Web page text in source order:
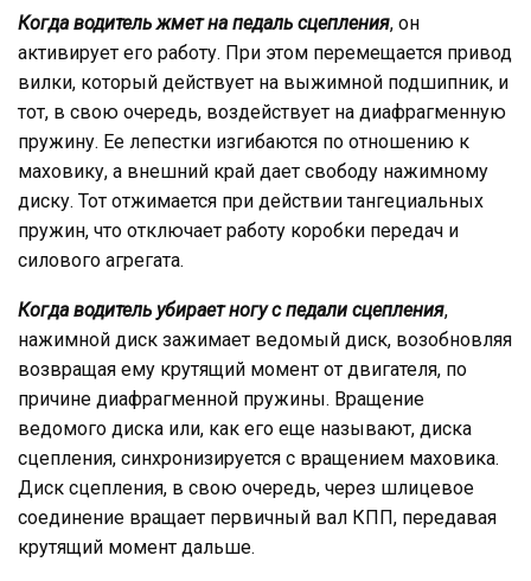
Когда водитель жмет на педаль сцепления, он
активирует его работу. При этом перемещается привод
вилки, который действует на выжимной подшипник, и
тот, в свою очередь, воздействует на диафрагменную
пружину. Ее лепестки изгибаются по отношению к
маховику, а внешний край дает свободу нажимному
диску. Тот отжимается при действии тангециальных
пружин, что отключает работу коробки передач и
силового агрегата.
Когда водитель убирает ногу с педали сцепления,
нажимной диск зажимает ведомый диск, возобновляя
возвращая ему крутящий момент от двигателя, по
причине диафрагменной пружины. Вращение
ведомого диска или, как его еще называют, диска
сцепления, синхронизируется с вращением маховика.
Диск сцепления, в свою очередь, через шлицевое
соединение вращает первичный вал КПП, передавая
крутящий момент дальше.